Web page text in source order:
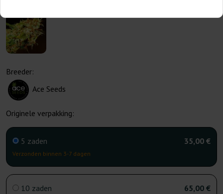
Breeder:
Ace Seeds
Originele verpakking:
5 zaden
Verzonden binnen 3-7 dagen
35,00 €
10 zaden 65,00 €